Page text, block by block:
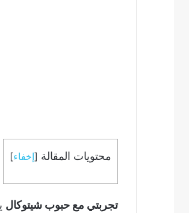
محتويات المقالة [إخفاء]
تجربتي مع حبوب شيتوكال